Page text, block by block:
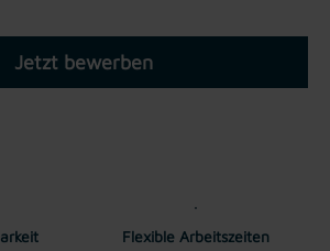
Jetzt bewerben
Flexible Arbeitszeiten